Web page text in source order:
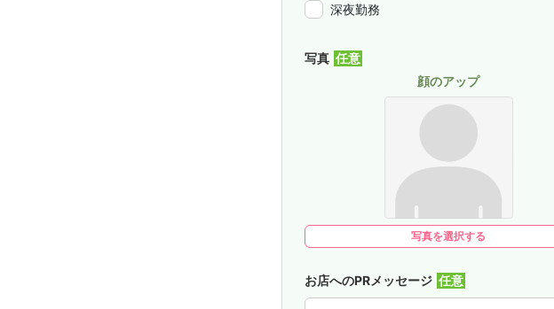
深夜勤務
写真
顔のアップ
写真を選択する
お店へのPRメッセージ